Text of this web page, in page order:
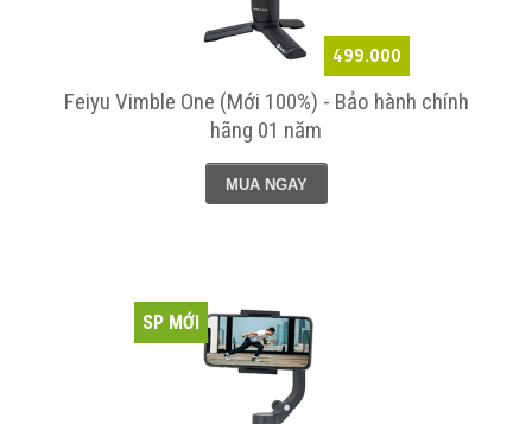
499.000
Feiyu Vimble One (Mới 100%) - Bảo hành chính
hãng 01 năm
MUA NGAY
SP MỚI